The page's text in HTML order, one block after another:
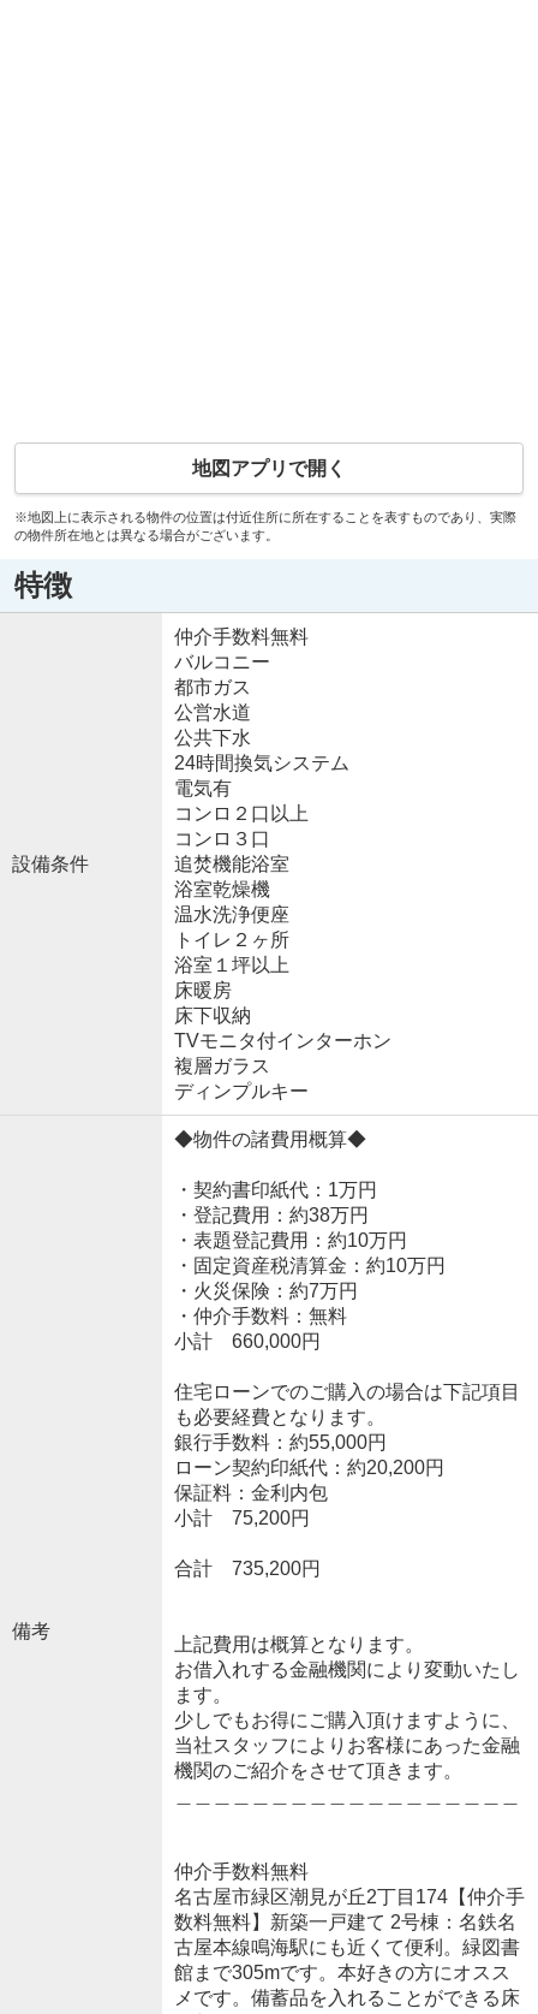
地図アプリで開く
※地図上に表示される物件の位置は付近住所に所在することを表すものであり、実際
の物件所在地とは異なる場合がございます。
特徴
設備条件
仲介手数料無料
バルコニー
都市ガス
公営水道
公共下水
24時間換気システム
電気有
コンロ２口以上
コンロ３口
追焚機能浴室
浴室乾燥機
温水洗浄便座
トイレ２ヶ所
浴室１坪以上
床暖房
床下収納
TVモニタ付インターホン
複層ガラス
ディンプルキー
備考
◆物件の諸費用概算◆
・契約書印紙代：1万円
・登記費用：約38万円
・表題登記費用：約10万円
・固定資産税清算金：約10万円
・火災保険：約7万円
・仲介手数料：無料
小計 660,000円
住宅ローンでのご購入の場合は下記項目
も必要経費となります。
銀行手数料：約55,000円
ローン契約印紙代：約20,200円
保証料：金利内包
小計 75,200円
合計 735,200円
上記費用は概算となります。
お借入れする金融機関により変動いたし
ます。
少しでもお得にご購入頂けますように、
当社スタッフによりお客様にあった金融
機関のご紹介をさせて頂きます。
仲介手数料無料
名古屋市緑区潮見が丘2丁目174【仲介手
数料無料】新築一戸建て 2号棟：名鉄名
古屋本線鳴海駅にも近くて便利。緑図書
館まで305mです。本好きの方にオスス
メです。備蓄品を入れることができる床